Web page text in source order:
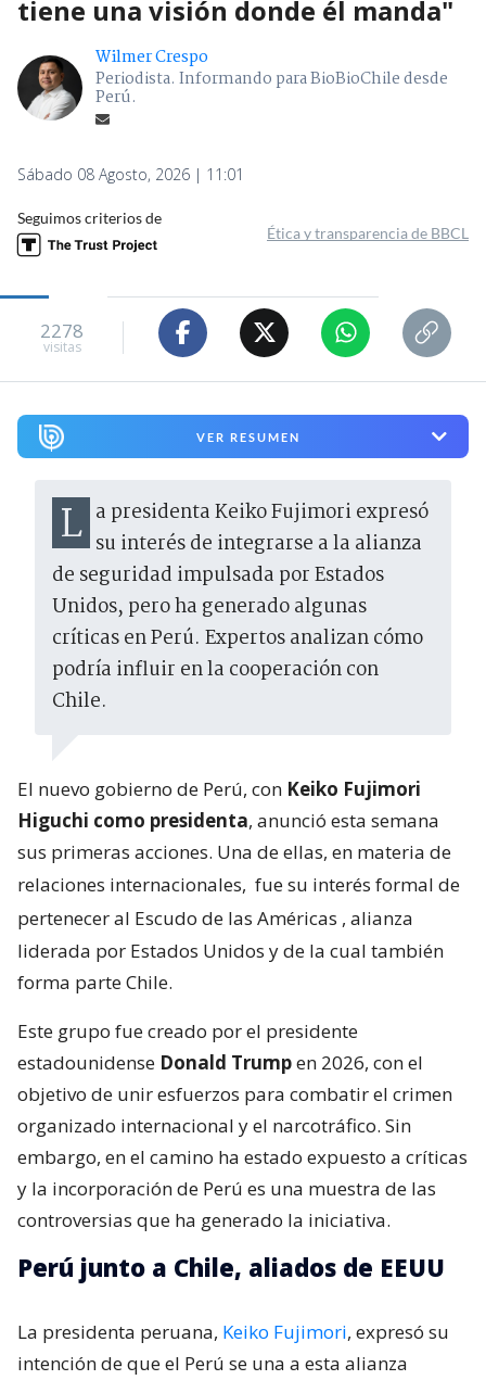
tiene una visión donde él manda"
Wilmer Crespo
Periodista. Informando para BioBioChile desde
Perú.
Sábado 08 Agosto, 2026 | 11:01
Seguimos criterios de
Ética y transparencia de BBCL
2278
visitas
VER RESUMEN
La presidenta Keiko Fujimori expresó su interés de integrarse a la alianza
de seguridad impulsada por Estados
Unidos, pero ha generado algunas
críticas en Perú. Expertos analizan cómo
podría influir en la cooperación con
Chile.
El nuevo gobierno de Perú, con Keiko Fujimori
Higuchi como presidenta, anunció esta semana
sus primeras acciones. Una de ellas, en materia de
relaciones internacionales, fue su interés formal de
pertenecer al Escudo de las Américas , alianza
liderada por Estados Unidos y de la cual también
forma parte Chile.
Este grupo fue creado por el presidente
estadounidense Donald Trumpen 2026, con el
objetivo de unir esfuerzos para combatir el crimen
organizado internacional y el narcotráfico. Sin
embargo, en el camino ha estado expuesto a críticas
y la incorporación de Perú es una muestra de las
controversias que ha generado la iniciativa.
Perú junto a Chile, aliados de EEUU
La presidenta peruana, Keiko Fujimori, expresó su
intención de que el Perú se una a esta alianza